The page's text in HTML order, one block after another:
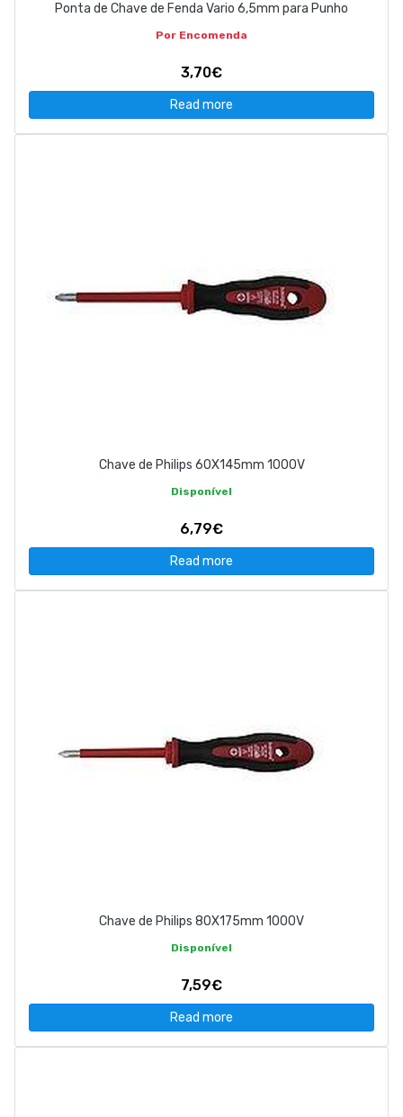
Ponta de Chave de Fenda Vario 6,5mm para Punho
Por Encomenda
3,70€
Read more
Chave de Philips 60X145mm 1000V
Disponível
6,79€
Read more
Chave de Philips 80X175mm 1000V
Disponível
7,59€
Read more